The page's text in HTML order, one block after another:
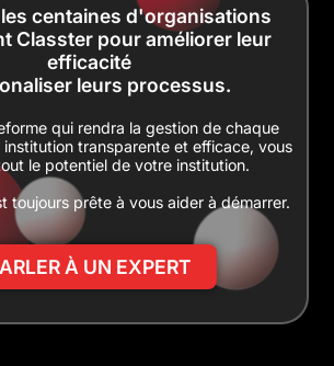
centaines d'organisations
Classter pour améliorer leur
efficacité
leurs processus.
qui rendra la gestion de chaque
transparente et efficace, vous
le potentiel de votre institution.
toujours prête à vous aider à démarrer.
À UN EXPERT